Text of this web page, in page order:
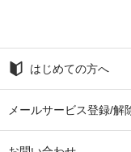
はじめての方へ
メールサービス登録/解